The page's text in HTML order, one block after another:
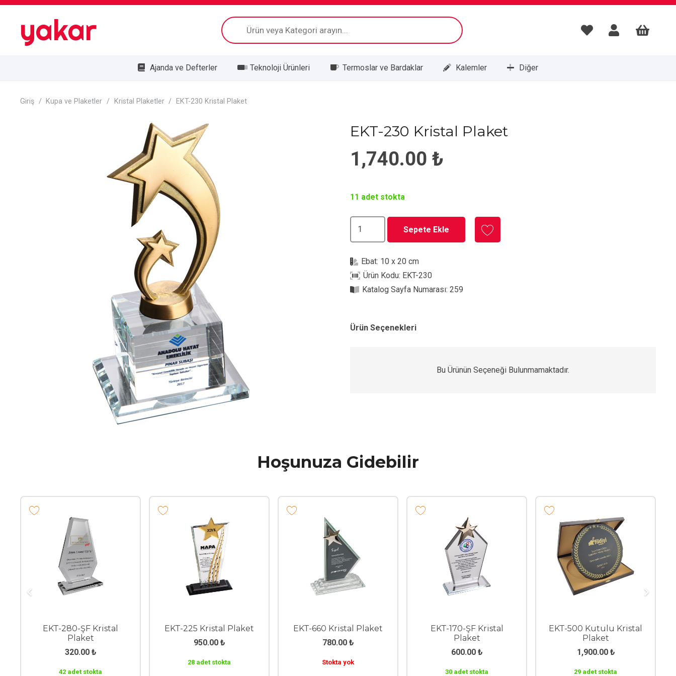
yakar
Products
search
Ajanda ve Defterler Teknoloji Ürünleri Termoslar ve Bardaklar Kalemler Diğer
Giriş / Kupa ve Plaketler / Kristal Plaketler / EKT-230 Kristal Plaket
EKT-230 Kristal Plaket
1,740.00 ₺
11 adet stokta
Plaket
adet
Sepete Ekle
Ebat: 10 x 20 cm
Ürün Kodu: EKT-230
Katalog Sayfa Numarası:259
Ürün Seçenekleri
Bu Ürünün Seçeneği Bulunmamaktadır.
Hoşunuza Gidebilir
EKT-735 Kristal Plaket
1,150.00₺
EKT-127 Kristal Plaket
270.00₺
Stokta yok
EKT-280-ŞF Kristal
Plaket
EKT-225 Kristal Plaket
950.00₺
EKT-660 Kristal Plaket
780.00₺